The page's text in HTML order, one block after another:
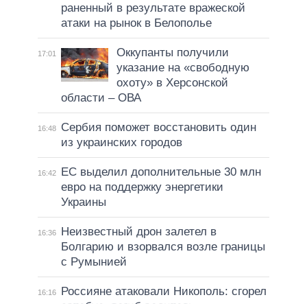
раненный в результате вражеской
атаки на рынок в Белополье
17:01
Оккупанты получили
указание на «свободную
охоту» в Херсонской
области – ОВА
16:48
Сербия поможет восстановить один
из украинских городов
16:42
ЕС выделил дополнительные 30 млн
евро на поддержку энергетики
Украины
16:36
Неизвестный дрон залетел в
Болгарию и взорвался возле границы
с Румынией
16:16
Россияне атаковали Никополь: сгорел